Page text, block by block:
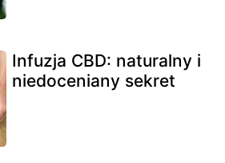
Infuzja CBD: naturalny i
niedoceniany sekret